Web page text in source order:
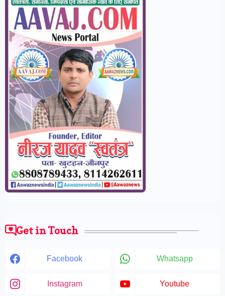
Get in Touch
Facebook Whatsapp
Instagram Youtube